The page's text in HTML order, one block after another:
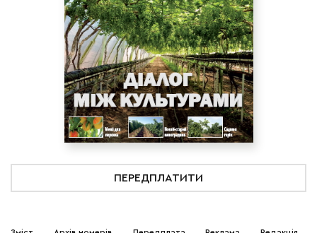
ПЕРЕДПЛАТИТИ